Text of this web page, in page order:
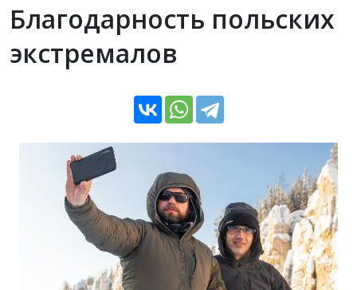
Благодарность польских
экстремалов